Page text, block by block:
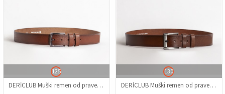
125
DERİCLUB Muški remen od prave kože 502 - Taba
130
DERİCLUB Muški remen od prave kože 504 - Taba #365478